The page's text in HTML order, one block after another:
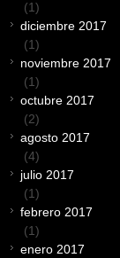
(1)
diciembre 2017
(1)
noviembre 2017
(1)
octubre 2017
(2)
agosto 2017
(4)
julio 2017
(1)
febrero 2017
(1)
enero 2017